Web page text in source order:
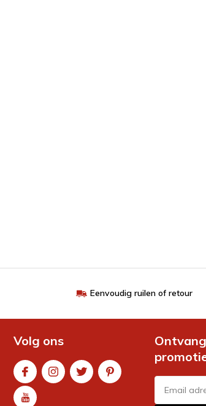
Eenvoudig ruilen of retour
Volg ons